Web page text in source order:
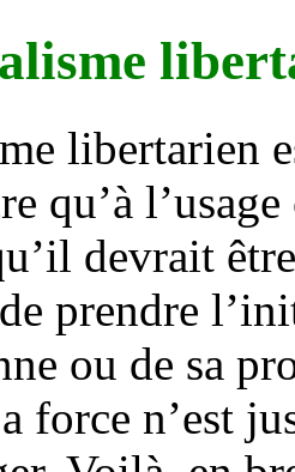
libertarien
qu’à
devrait
prendre
ou de sa
force n’est